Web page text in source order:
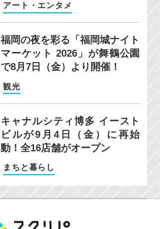
アート・エンタメ
福岡の夜を彩る「福岡城ナイト
マーケット 2026」が舞鶴公園
で8月7日（金）より開催！
観光
キャナルシティ博多 イースト
ビルが9月4日（金）に再始
動！全16店舗がオープン
まちと暮らし